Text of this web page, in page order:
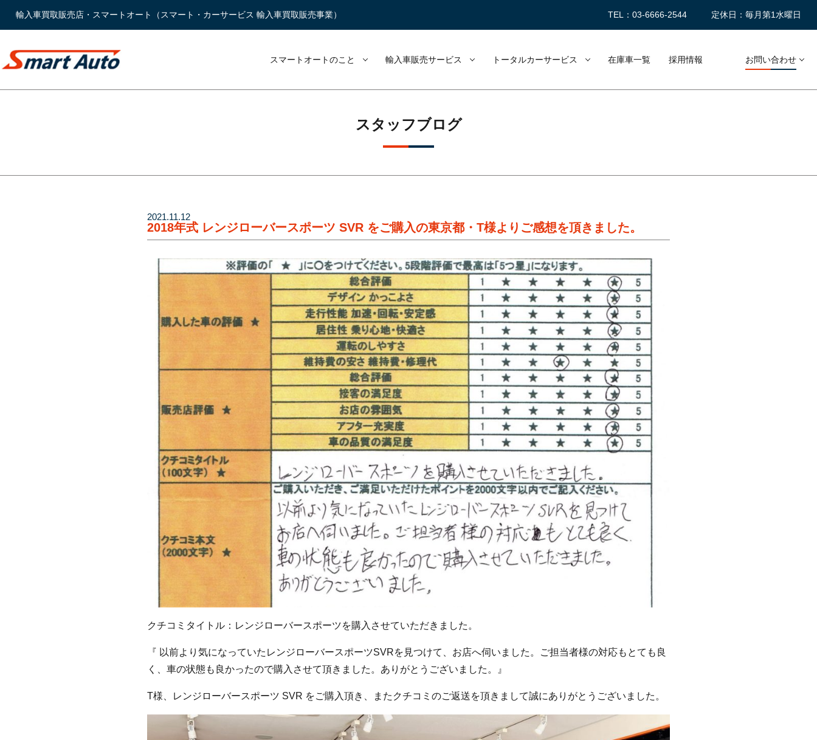
輸入車買取販売店・スマートオート（スマート・カーサービス 輸入車買取販売事業） TEL：03-6666-2544 定休日：毎月第1水曜日
スマートオートのこと 輸入車販売サービス トータルカーサービス 在庫車一覧 採用情報 お問い合わせ
スタッフブログ
2021.11.12
2018年式 レンジローバースポーツ SVR をご購入の東京都・T様よりご感想を頂きました。
クチコミタイトル：レンジローバースポーツを購入させていただきました。
『 以前より気になっていたレンジローバースポーツSVRを見つけて、お店へ伺いました。ご担当者様の対応もとても良
く、車の状態も良かったので購入させて頂きました。ありがとうございました。』
T様、レンジローバースポーツ SVR をご購入頂き、またクチコミのご返送を頂きまして誠にありがとうございました。